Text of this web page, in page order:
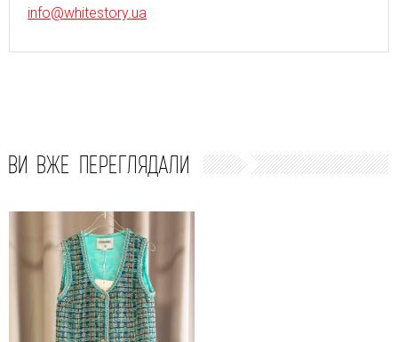
info@whitestory.ua
ВИ ВЖЕ ПЕРЕГЛЯДАЛИ